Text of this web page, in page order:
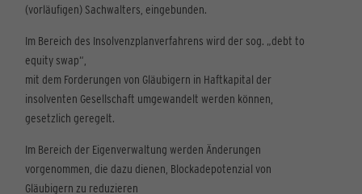
(vorläufigen) Sachwalters, eingebunden.
Im Bereich des Insolvenzplanverfahrens wird der sog. „debt to
equity swap“,
mit dem Forderungen von Gläubigern in Haftkapital der
insolventen Gesellschaft umgewandelt werden können,
gesetzlich geregelt.
Im Bereich der Eigenverwaltung werden Änderungen
vorgenommen, die dazu dienen, Blockadepotenzial von
Gläubigern zu reduzieren